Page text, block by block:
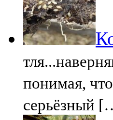
понимая,
серьёзный